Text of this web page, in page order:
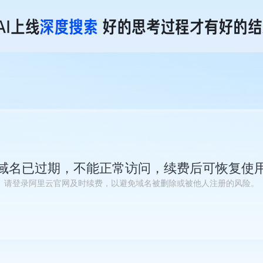
名已过期，不能正常访问，续费后可恢复使
请登录阿里云官网及时续费，以避免域名被删除或被他人注册的风险。